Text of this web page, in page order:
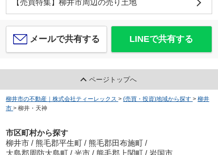
【売買特集】柳井市周辺の売り土地
メールで共有する LINEで共有する
ページトップへ
柳井市の不動産｜株式会社ティーレックス > (売買・投資)地域から探す > 柳井
市 > 柳井・天神
市区町村から探す
柳井市 / 熊毛郡平生町 / 熊毛郡田布施町 /